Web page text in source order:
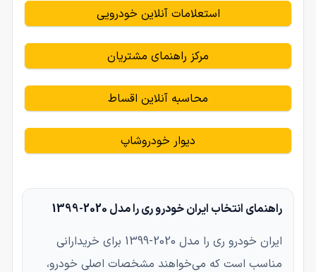
استعلامات آنلاین خودرویی
مرکز راهنمای مشتریان
محاسبه آنلاین اقساط
دیوار خودروشاپ
راهنمای انتخاب ایران خودرو ری را مدل 2020-1399
ایران خودرو ری را مدل 2020-1399 برای خریدارانی
مناسب است که می‌خواهند مشخصات اصلی خودرو،